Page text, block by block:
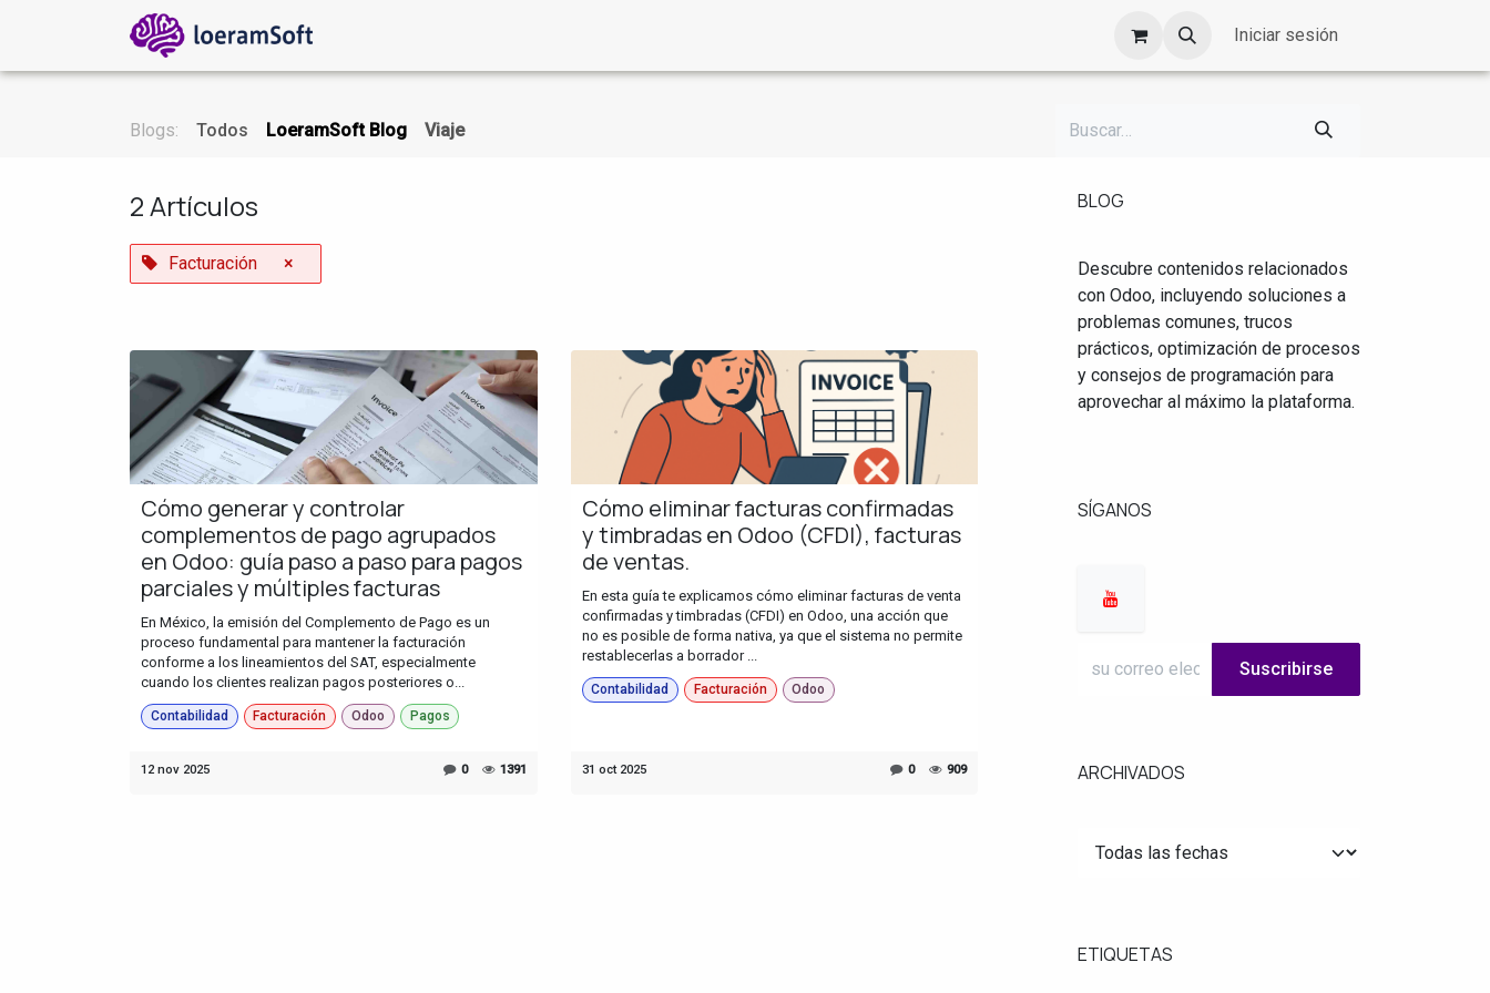
Iniciar sesión
Blogs: Todos LoeramSoft Blog Viaje
2 Artículos
Facturación ×
Cómo generar y controlar
complementos de pago agrupados
en Odoo: guía paso a paso para pagos
parciales y múltiples facturas
En México, la emisión del Complemento de Pago es un
proceso fundamental para mantener la facturación
conforme a los lineamientos del SAT, especialmente
cuando los clientes realizan pagos posteriores o...
Contabilidad Facturación Odoo Pagos
12 nov 2025 0 1391
Cómo eliminar facturas confirmadas
y timbradas en Odoo (CFDI), facturas
de ventas.
En esta guía te explicamos cómo eliminar facturas de venta
confirmadas y timbradas (CFDI) en Odoo, una acción que
no es posible de forma nativa, ya que el sistema no permite
restablecerlas a borrador ...
Contabilidad Facturación Odoo
31 oct 2025 0 909
BLOG
Descubre contenidos relacionados
con Odoo, incluyendo soluciones a
problemas comunes, trucos
prácticos, optimización de procesos
y consejos de programación para
aprovechar al máximo la plataforma.
SÍGANOS
Suscribirse
ARCHIVADOS
ETIQUETAS